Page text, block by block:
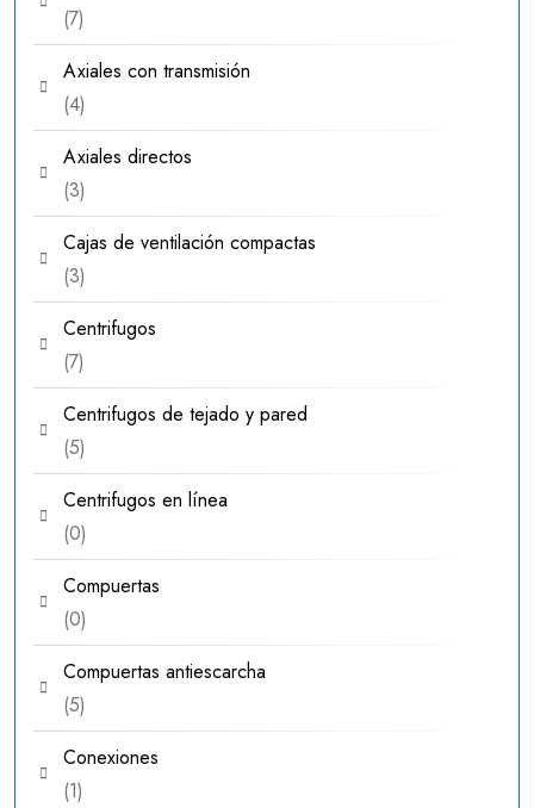
77
productos
Axiales con transmisión
44
productos
Axiales directos
33
productos
Cajas de ventilación compactas
33
productos
Centrifugos
77
productos
Centrifugos de tejado y pared
55
productos
Centrifugos en línea
00
productos
Compuertas
00
productos
Compuertas antiescarcha
55
productos
Conexiones
11